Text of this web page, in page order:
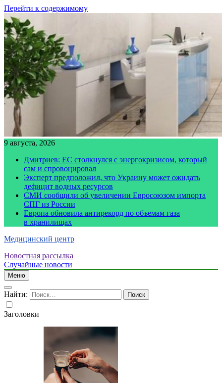
Перейти к содержимому
9 августа, 2026
Дмитриев: ЕС столкнулся с энергокризисом, который
сам и спровоцировал
Эксперт предположил, что Украину может ожидать
дефицит водных ресурсов
СМИ сообщили об увеличении Евросоюзом импорта
СПГ из России
Европа обновила антирекорд по объемам газа
в хранилищах
Медицинский центр
Новостная рассылка
Случайные новости
Меню
Найти:
Заголовки